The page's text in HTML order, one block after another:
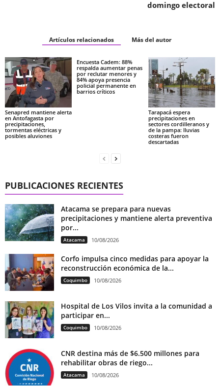
domingo electoral
Artículos relacionados Más del autor
Senapred mantiene alerta
en Antofagasta por
precipitaciones,
tormentas eléctricas y
posibles aluviones
Encuesta Cadem: 88%
respalda aumentar penas
por reclutar menores y
84% apoya presencia
policial permanente en
barrios críticos
Tarapacá espera
precipitaciones en
sectores cordilleranos y
de la pampa: lluvias
costeras fueron
descartadas
PUBLICACIONES RECIENTES
Atacama se prepara para nuevas
precipitaciones y mantiene alerta preventiva
por...
Atacama 10/08/2026
Corfo impulsa cinco medidas para apoyar la
reconstrucción económica de la...
Coquimbo 10/08/2026
Hospital de Los Vilos invita a la comunidad a
participar en...
Coquimbo 10/08/2026
CNR destina más de $6.500 millones para
rehabilitar obras de riego...
Atacama 10/08/2026